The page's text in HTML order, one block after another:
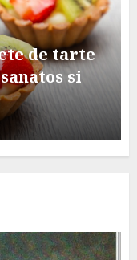
de tarte
si